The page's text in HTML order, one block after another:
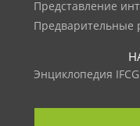
Представление
Предварительные
Энциклопедия IFCG